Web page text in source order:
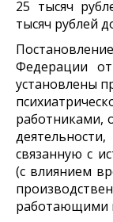
25 тысяч
тысяч рублей
Федерации
установлены
работниками,
связанную с
(с влиянием
работающими